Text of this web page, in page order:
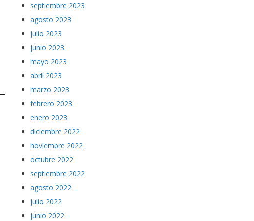
septiembre 2023
agosto 2023
julio 2023
junio 2023
mayo 2023
abril 2023
marzo 2023
febrero 2023
enero 2023
diciembre 2022
noviembre 2022
octubre 2022
septiembre 2022
agosto 2022
julio 2022
junio 2022